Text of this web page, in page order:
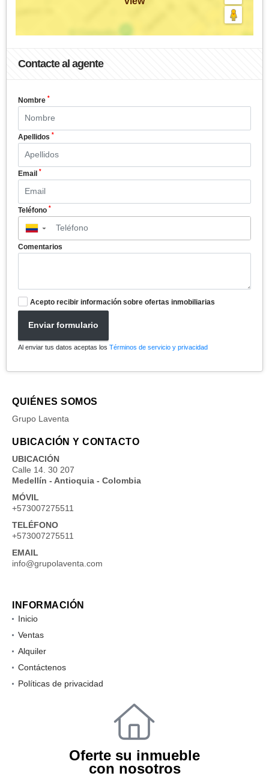
Contacte al agente
Nombre *
Apellidos *
Email *
Teléfono *
▼
Comentarios
Acepto recibir información sobre ofertas inmobiliarias
Enviar formulario
Al enviar tus datos aceptas los Términos de servicio y privacidad
QUIÉNES SOMOS
Grupo Laventa
UBICACIÓN Y CONTACTO
UBICACIÓN
Calle 14. 30 207
Medellín - Antioquia - Colombia
MÓVIL
+573007275511
TELÉFONO
+573007275511
EMAIL
info@grupolaventa.com
INFORMACIÓN
Inicio
Ventas
Alquiler
Contáctenos
Políticas de privacidad
Oferte su inmueble
con nosotros